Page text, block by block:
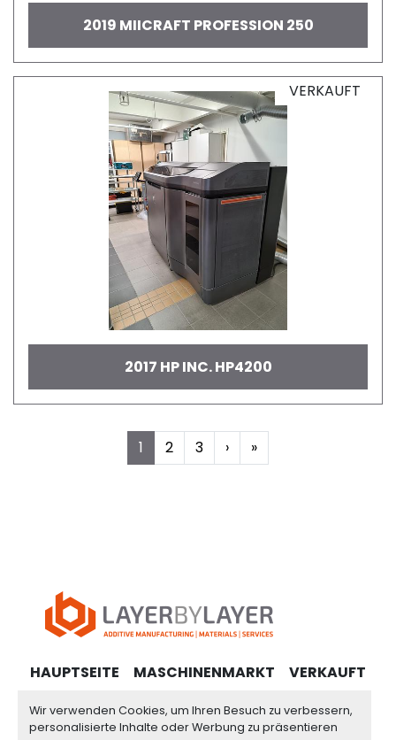
Wir verwenden Cookies, um Ihren Besuch zu verbessern,
personalisierte Inhalte oder Werbung zu präsentieren
2019 MIICRAFT PROFESSION 250
VERKAUFT
2017 HP INC. HP4200
1 2 3 › »
HAUPTSEITE MASCHINENMARKT
VERKAUFT
WEBSHOP
KONTAKT IMPRESSUM
AGB